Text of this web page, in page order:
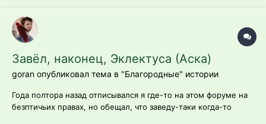
Завёл, наконец, Эклектуса (Аска)
goran опубликовал тема в "Благородные" истории
Года полтора назад отписывался я где-то на этом форуме на
безптичьих правах, но обещал, что заведу-таки когда-то